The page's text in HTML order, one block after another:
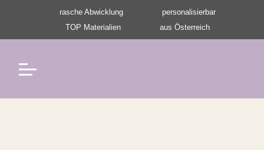
rasche Abwicklung
personalisierbar
TOP Materialien
aus Österreich
Navigation überspringen